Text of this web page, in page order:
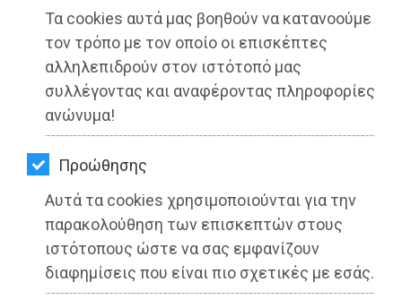
Τα cookies αυτά μας βοηθούν να κατανοούμε
τον τρόπο με τον οποίο οι επισκέπτες
αλληλεπιδρούν στον ιστότοπό μας
συλλέγοντας και αναφέροντας πληροφορίες
ανώνυμα!
Προώθησης
Αυτά τα cookies χρησιμοποιούνται για την
παρακολούθηση των επισκεπτών στους
ιστότοπους ώστε να σας εμφανίζουν
διαφημίσεις που είναι πιο σχετικές με εσάς.
ΤΑΞΙΔΙΑ
ΕΞΟΔΟΣ
ΠΕΡΙΒΑΛΛΟΝ
ΚΑΤΟΙΚΙΔΙΟ
ΑΓΓΕΛΙΕΣ
ΕΦΗΜΕΡΙΔΕΣ
OΔΗΓΟΣ
ΑΓΟΡΑΣ